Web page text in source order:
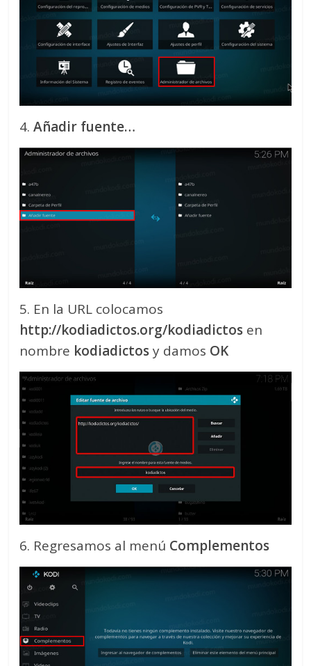
4.Añadir fuente…
5. En la URL colocamos
http://kodiadictos.org/kodiadictos en
nombre kodiadictosy damos OK
6. Regresamos al menú Complementos